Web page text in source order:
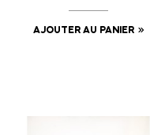
AJOUTER AU PANIER